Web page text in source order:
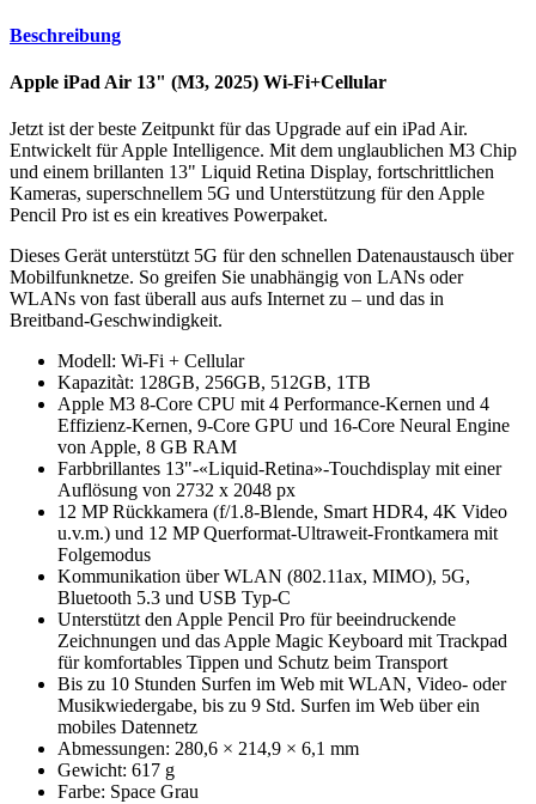
Beschreibung
Apple iPad Air 13" (M3, 2025) Wi-Fi+Cellular
Jetzt ist der beste Zeitpunkt für das Upgrade auf ein iPad Air.
Entwickelt für Apple Intelligence. Mit dem unglaublichen M3 Chip
und einem brillanten 13" Liquid Retina Display, fortschrittlichen
Kameras, superschnellem 5G und Unterstützung für den Apple
Pencil Pro ist es ein kreatives Powerpaket.
Dieses Gerät unterstützt 5G für den schnellen Datenaustausch über
Mobilfunknetze. So greifen Sie unabhängig von LANs oder
WLANs von fast überall aus aufs Internet zu – und das in
Breitband-Geschwindigkeit.
Modell: Wi-Fi + Cellular
Kapazitàt: 128GB, 256GB, 512GB, 1TB
Apple M3 8‑Core CPU mit 4 Performance-Kernen und 4
Effizienz-Kernen, 9-Core GPU und 16‑Core Neural Engine
von Apple, 8 GB RAM
Farbbrillantes 13"-«Liquid-Retina»-Touchdisplay mit einer
Auflösung von 2732 x 2048 px
12 MP Rückkamera (f/1.8-Blende, Smart HDR4, 4K Video
u.v.m.) und 12 MP Querformat-Ultraweit-Frontkamera mit
Folgemodus
Kommunikation über WLAN (802.11ax, MIMO), 5G,
Bluetooth 5.3 und USB Typ-C
Unterstützt den Apple Pencil Pro für beeindruckende
Zeichnungen und das Apple Magic Keyboard mit Trackpad
für komfortables Tippen und Schutz beim Transport
Bis zu 10 Stunden Surfen im Web mit WLAN, Video- oder
Musik­wiedergabe, bis zu 9 Std. Surfen im Web über ein
mobiles Datennetz
Abmessungen: 280,6 × 214,9 × 6,1 mm
Gewicht: 617 g
Farbe: Space Grau